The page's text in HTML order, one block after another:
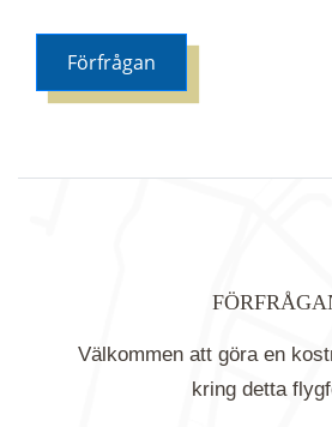
Förfrågan
Välkommen att göra en
kring detta